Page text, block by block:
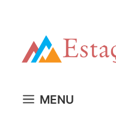
MENU